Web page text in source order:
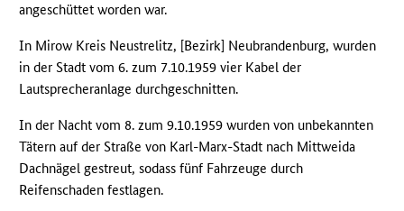
angeschüttet worden war.
In Mirow Kreis Neustrelitz, [Bezirk] Neubrandenburg, wurden
in der Stadt vom 6. zum 7.10.1959 vier Kabel der
Lautsprecheranlage durchgeschnitten.
In der Nacht vom 8. zum 9.10.1959 wurden von unbekannten
Tätern auf der Straße von Karl-Marx-Stadt nach Mittweida
Dachnägel gestreut, sodass fünf Fahrzeuge durch
Reifenschaden festlagen.